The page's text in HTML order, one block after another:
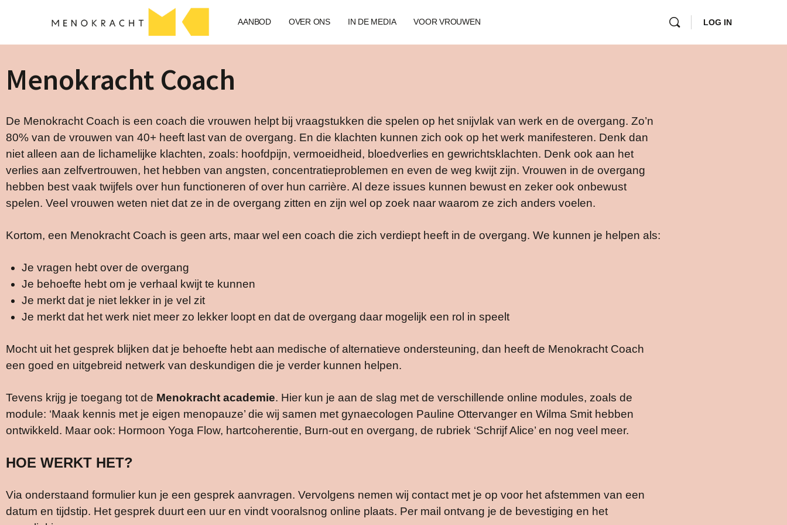
AANBOD OVER ONS IN DE MEDIA VOOR VROUWEN LOG IN
Menokracht Coach
De Menokracht Coach is een coach die vrouwen helpt bij vraagstukken die spelen op het snijvlak van werk en de overgang. Zo’n
80% van de vrouwen van 40+ heeft last van de overgang. En die klachten kunnen zich ook op het werk manifesteren. Denk dan
niet alleen aan de lichamelijke klachten, zoals: hoofdpijn, vermoeidheid, bloedverlies en gewrichtsklachten. Denk ook aan het
verlies aan zelfvertrouwen, het hebben van angsten, concentratieproblemen en even de weg kwijt zijn. Vrouwen in de overgang
hebben best vaak twijfels over hun functioneren of over hun carrière. Al deze issues kunnen bewust en zeker ook onbewust
spelen. Veel vrouwen weten niet dat ze in de overgang zitten en zijn wel op zoek naar waarom ze zich anders voelen.
Kortom, een Menokracht Coach is geen arts, maar wel een coach die zich verdiept heeft in de overgang. We kunnen je helpen als:
Je vragen hebt over de overgang
Je behoefte hebt om je verhaal kwijt te kunnen
Je merkt dat je niet lekker in je vel zit
Je merkt dat het werk niet meer zo lekker loopt en dat de overgang daar mogelijk een rol in speelt
Mocht uit het gesprek blijken dat je behoefte hebt aan medische of alternatieve ondersteuning, dan heeft de Menokracht Coach
een goed en uitgebreid netwerk van deskundigen die je verder kunnen helpen.
Tevens krijg je toegang tot de Menokracht academie. Hier kun je aan de slag met de verschillende online modules, zoals de
module: ‘Maak kennis met je eigen menopauze’ die wij samen met gynaecologen Pauline Ottervanger en Wilma Smit hebben
ontwikkeld. Maar ook: Hormoon Yoga Flow, hartcoherentie, Burn-out en overgang, de rubriek ‘Schrijf Alice’ en nog veel meer.
HOE WERKT HET?
Via onderstaand formulier kun je een gesprek aanvragen. Vervolgens nemen wij contact met je op voor het afstemmen van een
datum en tijdstip. Het gesprek duurt een uur en vindt vooralsnog online plaats. Per mail ontvang je de bevestiging en het